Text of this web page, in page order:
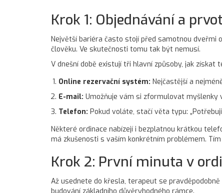
Krok 1: Objednávání a
Největší bariéra často stojí před samotnou dveřmi
člověku. Ve skutečnosti tomu tak být nemusí.
V dnešní době existují tři hlavní způsoby, jak získat
Online rezervační systém: Nejčastější a
E-mail: Umožňuje vám si zformulovat myšlenky
Telefon: Pokud voláte, stačí věta typu:
Některé ordinace nabízejí i bezplatnou krátkou
má zkušenosti s vaším konkrétním problémem.
Krok 2: První minuta v
Až usednete do křesla, terapeut se